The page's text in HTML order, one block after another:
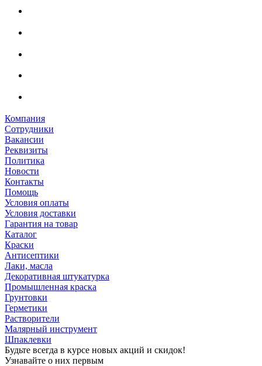
Компания
Сотрудники
Вакансии
Реквизиты
Политика
Новости
Контакты
Помощь
Условия оплаты
Условия доставки
Гарантия на товар
Каталог
Краски
Антисептики
Лаки, масла
Декоративная штукатурка
Промышленная краска
Грунтовки
Герметики
Растворители
Малярный инструмент
Шпаклевки
Будьте всегда в курсе новых акций и скидок!
Узнавайте о них первым